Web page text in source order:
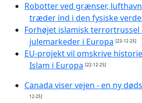
Robotter ved grænser,
træder ind i den fysiske
Forhøjet islamisk
julemarkeder i Europa [23-12-25]
EU-projekt vil omskrive
Islam i Europa [22-12-25]
Canada viser vejen - en ny
12-25]